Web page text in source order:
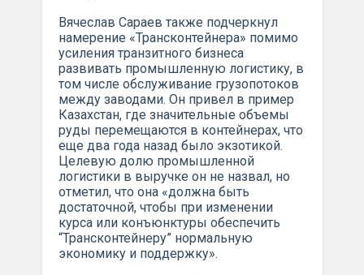
Вячеслав Сараев также подчеркнул
намерение «Трансконтейнера» помимо
усиления транзитного бизнеса
развивать промышленную логистику, в
том числе обслуживание грузопотоков
между заводами. Он привел в пример
Казахстан, где значительные объемы
руды перемещаются в контейнерах, что
еще два года назад было экзотикой.
Целевую долю промышленной
логистики в выручке он не назвал, но
отметил, что она «должна быть
достаточной, чтобы при изменении
курса или конъюнктуры обеспечить
“Трансконтейнеру” нормальную
экономику и поддержку».